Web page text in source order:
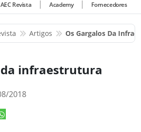
AEC Revista Academy Fornecedores
Artigos Os Gargalos Da
infraestrutura
2018